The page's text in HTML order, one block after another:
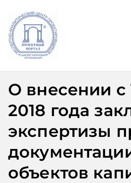
содержимому
ЭАЦП
портал»
О внесении с
2018 года
экспертизы
объектов